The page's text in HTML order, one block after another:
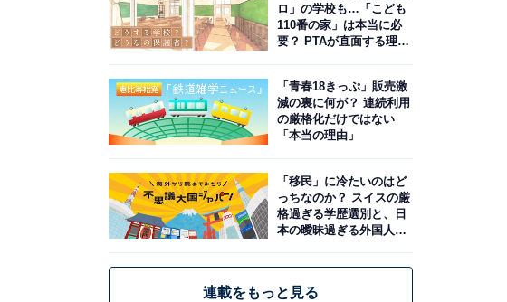
ロ」の学校も…「こども
110番の家」は本当に必
要？ PTAが直面する理想
「青春18きっぷ」販売激
減の裏に何が？ 連続利用
の厳格化だけではない
「本当の理由」
「移民」に冷たいのはど
っちなのか？ スイスの厳
格過ぎる学歴選別と、日
本の曖昧過ぎる外国人政
連載をもっと見る